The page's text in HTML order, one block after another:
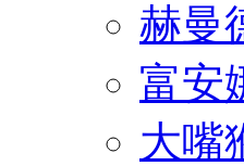
赫曼
富安
大嘴